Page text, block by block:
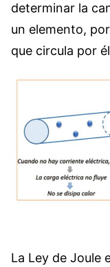
determinar la
un elemento,
que circula por
La Ley de Joule